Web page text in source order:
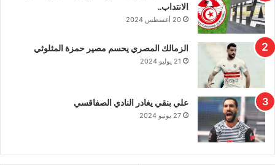
الانتداب..
20 أغسطس 2024
الزمالك المصري يحسم مصير حمزة المثلوثي
21 يوليو 2024
علي بنقي يغادر النادي الصفاقسي
27 يونيو 2024